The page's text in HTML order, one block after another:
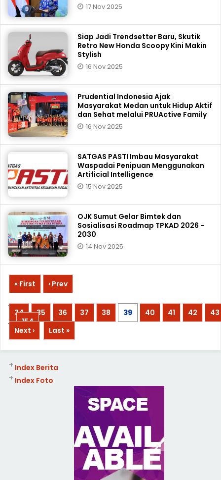
17 Nov 2025
Siap Jadi Trendsetter Baru, Skutik
Retro New Honda Scoopy Kini Makin
Stylish
16 Nov 2025
Prudential Indonesia Ajak
Masyarakat Medan untuk Hidup Aktif
dan Sehat melalui PRUActive Family
16 Nov 2025
SATGAS PASTI Imbau Masyarakat
Waspadai Penipuan Menggunakan
Artificial Intelligence
15 Nov 2025
OJK Sumut Gelar Bimtek dan
Sosialisasi Roadmap TPKAD 2026 -
2030
14 Nov 2025
« First
‹ Prev
...
34
35 36 37 38 39 40 41 42
43
...
154
Next ›
Last »
Index Berita
+
Index Foto
+